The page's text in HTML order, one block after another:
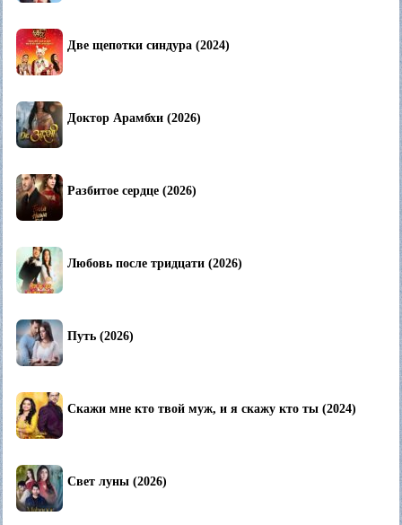
Две щепотки синдура (2024)
Доктор Арамбхи (2026)
Разбитое сердце (2026)
Любовь после тридцати (2026)
Путь (2026)
Скажи мне кто твой муж, и я скажу кто ты (2024)
Свет луны (2026)